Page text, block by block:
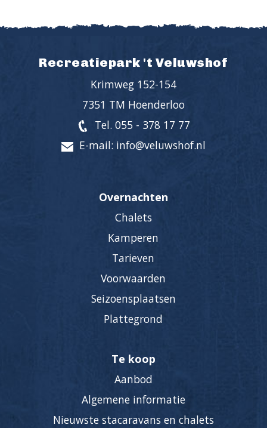
Recreatiepark 't Veluwshof
Krimweg 152-154
7351 TM Hoenderloo
Tel. 055 - 378 17 77
E-mail: info@veluwshof.nl
Overnachten
Chalets
Kamperen
Tarieven
Voorwaarden
Seizoensplaatsen
Plattegrond
Te koop
Aanbod
Algemene informatie
Nieuwste stacaravans en chalets